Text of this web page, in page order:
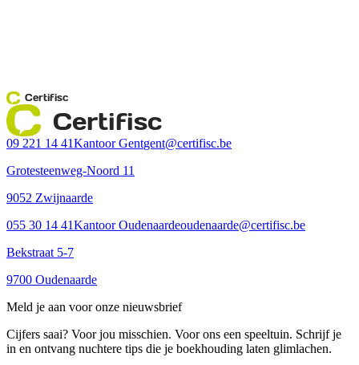
Certifisc
Certifisc
09 221 14 41Kantoor Gentgent@certifisc.be
Grotesteenweg-Noord 11
9052 Zwijnaarde
055 30 14 41Kantoor Oudenaardeoudenaarde@certifisc.be
Bekstraat 5-7
9700 Oudenaarde
Meld je aan voor onze nieuwsbrief
Cijfers saai? Voor jou misschien. Voor ons een speeltuin. Schrijf je
in en ontvang nuchtere tips die je boekhouding laten glimlachen.